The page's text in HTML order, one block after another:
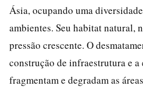
Ásia, ocupando uma
ambientes. Seu habitat natural,
pressão crescente. O
construção de infraestrutura e
fragmentam e degradam as